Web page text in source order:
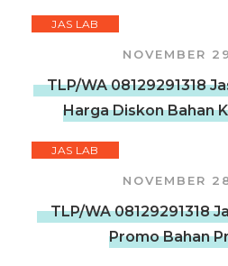
JAS LAB
NOVEMBER
TLP/WA 08129291318
Harga Diskon Bahan
JAS LAB
NOVEMBER
TLP/WA 08129291318
Promo Bahan